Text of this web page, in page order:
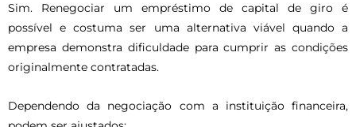
Sim. Renegociar um empréstimo de capital de giro é
possível e costuma ser uma alternativa viável quando a
empresa demonstra dificuldade para cumprir as condições
originalmente contratadas.
Dependendo da negociação com a instituição financeira,